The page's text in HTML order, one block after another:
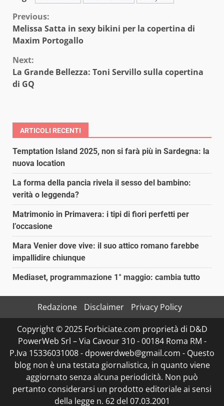
Continue
Reading
Previous:
Melissa Satta in sexy bikini per la copertina di
Maxim Portogallo
Next:
La Grande Bellezza: Toni Servillo sulla copertina
di GQ
ARTICOLI RECENTI
Temptation Island 2025, non si farà più in Sardegna: la
nuova location
La forma della pancia rivela il sesso del bambino:
verità o leggenda?
Matrimonio in Primavera: i tipi di fiori perfetti per
l’occasione
Mara Venier dove vive: il suo attico romano farebbe
impallidire chiunque
Mediaset, programmazione 1° maggio: cambia tutto
Redazione Disclaimer
Privacy Policy
Copyright © 2025 Forbiciate.com proprietà di D&D
PowerWeb Srl – Via Cavour 310 - 00184 Roma RM -
P.Iva 15336031008 - dpowerdweb@gmail.com - Questo
blog non è una testata giornalistica, in quanto viene
aggiornato senza alcuna periodicità. Non può
pertanto considerarsi un prodotto editoriale ai sensi
della legge n. 62 del 07.03.2001